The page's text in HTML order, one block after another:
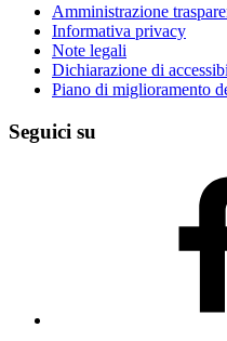
Amministrazione
Informativa privacy
Note legali
Dichiarazione di
Piano di miglioramento
Seguici su